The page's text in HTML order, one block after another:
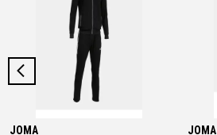
JOMA JOMA